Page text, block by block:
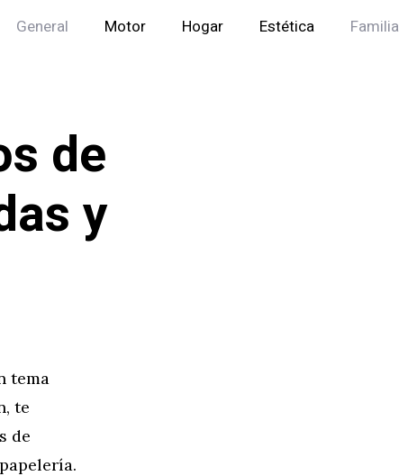
General Motor Hogar Estética Familia
de
y
tema
te
de